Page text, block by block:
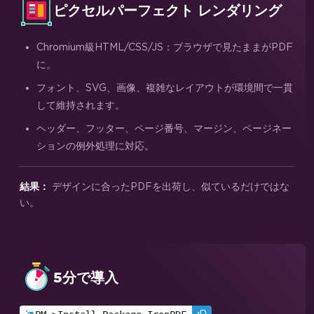
ピクセルパーフェクト レンダリング
Chromium級HTML/CSS/JS：ブラウザで見たままがPDF
に。
フォント、SVG、画像、複雑なレイアウトが環境間で一貫
して維持されます。
ヘッダー、フッター、ページ番号、マージン、ページネー
ションの例外処理に対応。
結果： デザインに合ったPDFを出荷し、似ているだけではな
い。
5分で導入